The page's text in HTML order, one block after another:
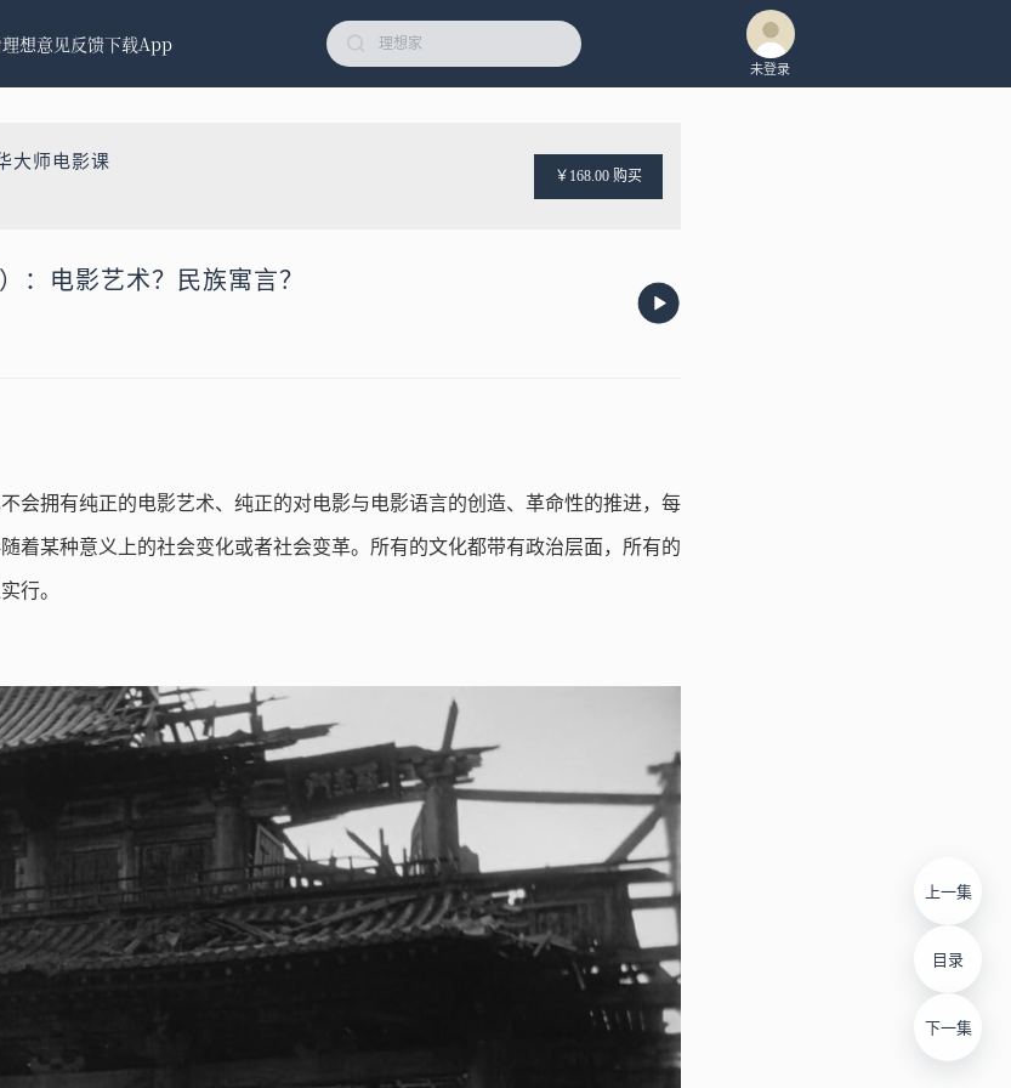
想意见反馈下载App
未登录
大师电影课
￥168.00 购买
：电影艺术？民族寓言？
上一集
目录
下一集
会拥有纯正的电影艺术、纯正的对电影与电影语言的创造、革命性的推进，每
着某种意义上的社会变化或者社会变革。所有的文化都带有政治层面，所有的
行。